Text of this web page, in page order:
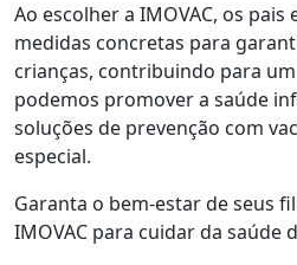
Ao escolher a IMOVAC, os
medidas concretas para
crianças, contribuindo para
podemos promover a saúde
soluções de prevenção com
especial.
Garanta o bem-estar de seus
IMOVAC para cuidar da saúde